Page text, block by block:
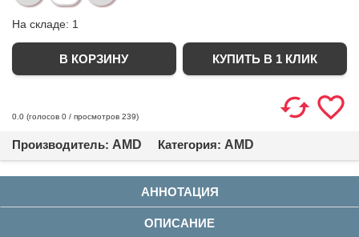
На складе: 1
КУПИТЬ В 1 КЛИК
0.0 (голосов 0 / просмотров 239)
Производитель: AMD Категория: AMD
АННОТАЦИЯ
ОПИСАНИЕ